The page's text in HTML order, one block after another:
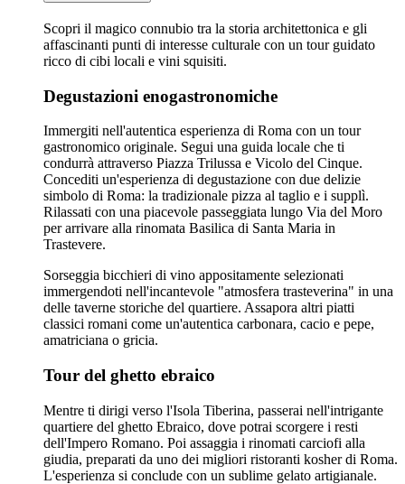
Scopri il magico connubio tra la storia architettonica e gli
affascinanti punti di interesse culturale con un tour guidato
ricco di cibi locali e vini squisiti.
Degustazioni enogastronomiche
Immergiti nell'autentica esperienza di Roma con un tour
gastronomico originale. Segui una guida locale che ti
condurrà attraverso Piazza Trilussa e Vicolo del Cinque.
Concediti un'esperienza di degustazione con due delizie
simbolo di Roma: la tradizionale pizza al taglio e i supplì.
Rilassati con una piacevole passeggiata lungo Via del Moro
per arrivare alla rinomata Basilica di Santa Maria in
Trastevere.
Sorseggia bicchieri di vino appositamente selezionati
immergendoti nell'incantevole "atmosfera trasteverina" in una
delle taverne storiche del quartiere. Assapora altri piatti
classici romani come un'autentica carbonara, cacio e pepe,
amatriciana o gricia.
Tour del ghetto ebraico
Mentre ti dirigi verso l'Isola Tiberina, passerai nell'intrigante
quartiere del ghetto Ebraico, dove potrai scorgere i resti
dell'Impero Romano. Poi assaggia i rinomati carciofi alla
giudia, preparati da uno dei migliori ristoranti kosher di Roma.
L'esperienza si conclude con un sublime gelato artigianale.